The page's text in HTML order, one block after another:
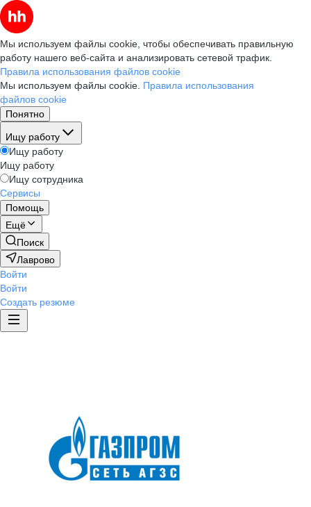
Мы используем файлы cookie, чтобы обеспечивать правильную
работу нашего веб-сайта и анализировать сетевой трафик.
Правила использования файлов cookie
Мы используем файлы cookie. Правила использования
файлов cookie
Понятно
Ищу работу
Ищу работу
Ищу работу
Ищу сотрудника
Сервисы
Помощь
Ещё
Поиск
Лаврово
Войти
Войти
Создать резюме